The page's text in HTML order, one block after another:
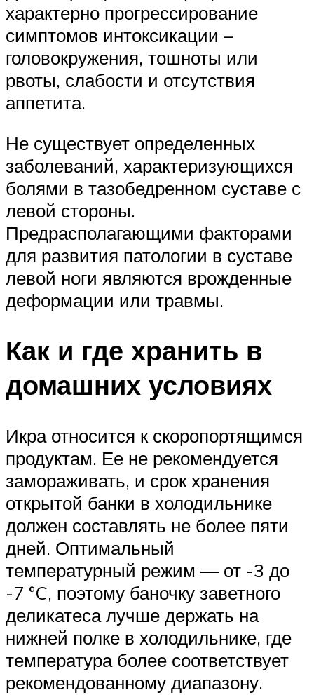
характерно прогрессирование
симптомов интоксикации –
головокружения, тошноты или
рвоты, слабости и отсутствия
аппетита.
Не существует определенных
заболеваний, характеризующихся
болями в тазобедренном суставе с
левой стороны.
Предрасполагающими факторами
для развития патологии в суставе
левой ноги являются врожденные
деформации или травмы.
Как и где хранить в
домашних условиях
Икра относится к скоропортящимся
продуктам. Ее не рекомендуется
замораживать, и срок хранения
открытой банки в холодильнике
должен составлять не более пяти
дней. Оптимальный
температурный режим — от -3 до
-7 °C, поэтому баночку заветного
деликатеса лучше держать на
нижней полке в холодильнике, где
температура более соответствует
рекомендованному диапазону.